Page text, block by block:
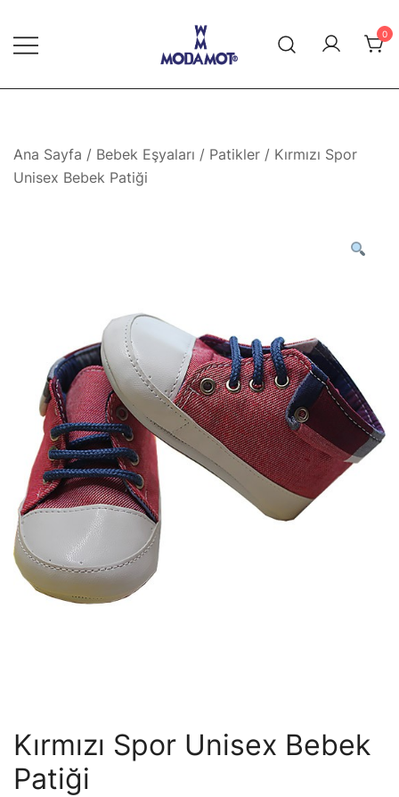
content
Modamot E-Ticaret
0
Ana Sayfa / Bebek Eşyaları / Patikler / Kırmızı Spor
Unisex Bebek Patiği
Kırmızı Spor Unisex Bebek
Patiği